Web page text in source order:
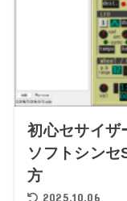
初心セサイ
ソフトシン
方
2025.10.06